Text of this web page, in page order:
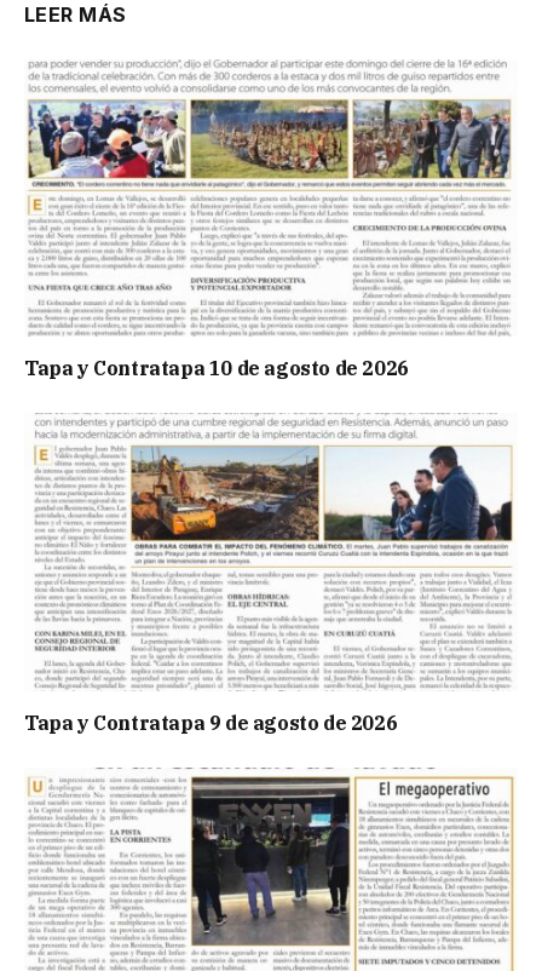
LEER MÁS
Tapa y Contratapa 10 de agosto de 2026
Tapa y Contratapa 9 de agosto de 2026